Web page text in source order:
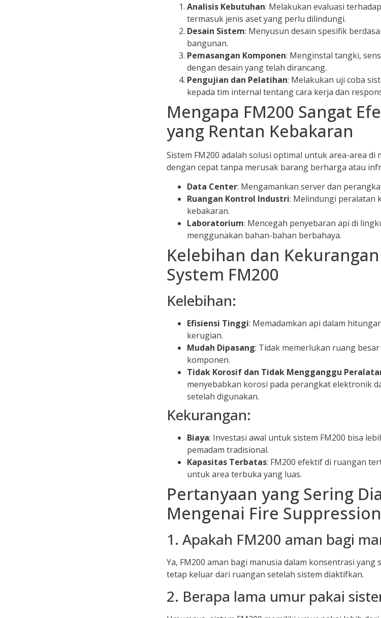
Analisis Kebutuhan: Melakukan evaluasi
termasuk jenis aset yang perlu dilindungi.
Desain Sistem: Menyusun desain spesifik
bangunan.
Pemasangan Komponen: Menginstal tangki,
dengan desain yang telah dirancang.
Pengujian dan Pelatihan: Melakukan uji coba
kepada tim internal tentang cara kerja dan
Mengapa FM200 Sangat
yang Rentan Kebakaran
Sistem FM200 adalah solusi optimal untuk area-area di
dengan cepat tanpa merusak barang berharga atau
Data Center: Mengamankan server dan
Ruangan Kontrol Industri: Melindungi peralatan
kebakaran.
Laboratorium: Mencegah penyebaran api di
menggunakan bahan-bahan berbahaya.
Kelebihan dan
System FM200
Kelebihan:
Efisiensi Tinggi: Memadamkan api dalam
kerugian.
Mudah Dipasang: Tidak memerlukan ruang
komponen.
Tidak Korosif dan Tidak Mengganggu
menyebabkan korosi pada perangkat elektronik
setelah digunakan.
Kekurangan:
Biaya: Investasi awal untuk sistem FM200 bisa
pemadam tradisional.
Kapasitas Terbatas: FM200 efektif di ruangan
untuk area terbuka yang luas.
Pertanyaan yang Sering
Mengenai Fire
1. Apakah FM200 aman bagi
Ya, FM200 aman bagi manusia dalam konsentrasi
tetap keluar dari ruangan setelah sistem diaktifkan.
2. Berapa lama umur pakai